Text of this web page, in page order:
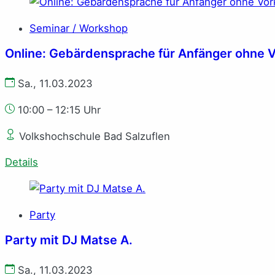
Seminar / Workshop
Online: Gebärdensprache für Anfänger ohne
Sa., 11.03.2023
10:00 – 12:15 Uhr
Volkshochschule Bad Salzuflen
Details
Party
Party mit DJ Matse A.
Sa., 11.03.2023